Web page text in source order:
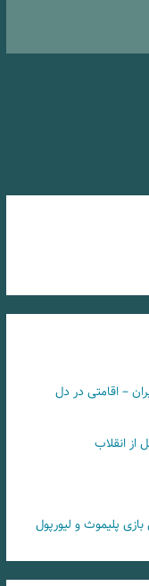
– اقامتی در دل
از انقلاب
پلیموث و لیورپول